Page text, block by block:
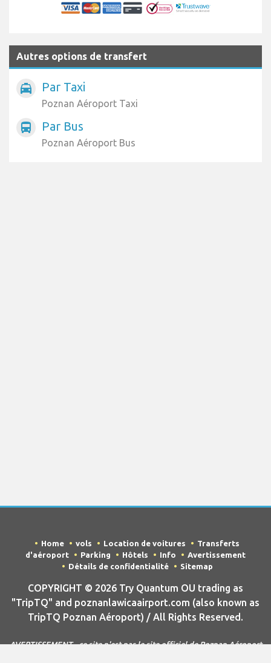
Autres options de transfert
local_taxi Par Taxi
Poznan Aéroport Taxi
directions_bus Par Bus
Poznan Aéroport Bus
Home vols Location de voitures
Transferts
d'aéroport
Parking Hôtels Info
Avertissement
Détails de confidentialité
Sitemap
COPYRIGHT © 2026 Try Quantum OU trading as
"TripTQ" and poznanlawicaairport.com (also known as
TripTQ Poznan Aéroport) / All Rights Reserved.
AVERTISSEMENT - ce site n'est pas le site officiel de Poznan Aéroport